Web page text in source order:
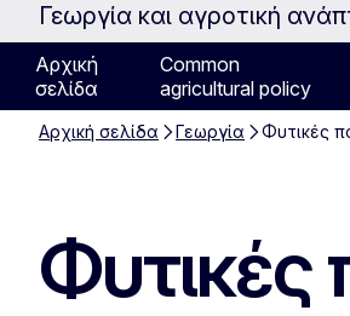
Γεωργία και αγροτική
Αρχική
σελίδα
Common
agricultural policy
Αρχική σελίδα Γεωργία Φυτικές
Φυτικές